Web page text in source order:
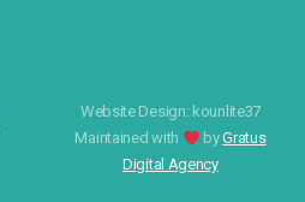
Website Design: kounlite37
Maintained with
byGratus
Digital Agency